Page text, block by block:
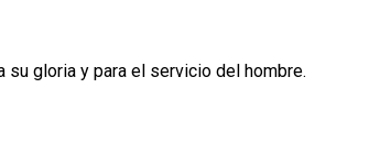
gloria y para el servicio del hombre.